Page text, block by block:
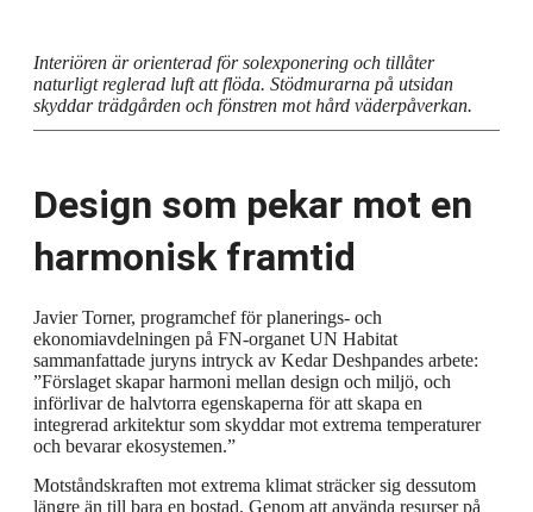
Interiören är orienterad för solexponering och tillåter
naturligt reglerad luft att flöda. Stödmurarna på utsidan
skyddar trädgården och fönstren mot hård väderpåverkan.
Design som pekar mot en
harmonisk framtid
Javier Torner, programchef för planerings- och
ekonomiavdelningen på FN-organet UN Habitat
sammanfattade juryns intryck av Kedar Deshpandes arbete:
”Förslaget skapar harmoni mellan design och miljö, och
införlivar de halvtorra egenskaperna för att skapa en
integrerad arkitektur som skyddar mot extrema temperaturer
och bevarar ekosystemen.”
Motståndskraften mot extrema klimat sträcker sig dessutom
längre än till bara en bostad. Genom att använda resurser på